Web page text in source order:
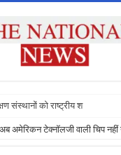
संस्थानों को राष्ट्रीय शिक्
अब अमेरिकन टेक्नॉलजी वाली चिप